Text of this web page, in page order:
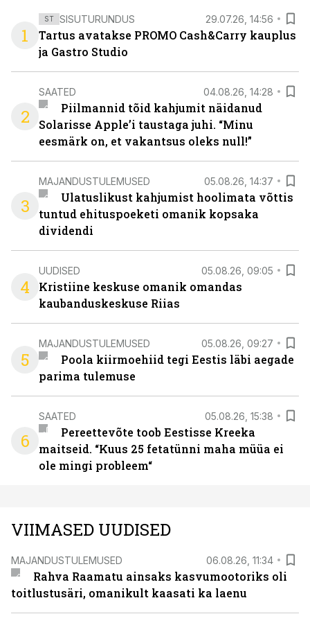
1
ST SISUTURUNDUS 29.07.26, 14:56
Tartus avatakse PROMO Cash&Carry kauplus
ja Gastro Studio
2
SAATED 04.08.26, 14:28
Piilmannid tõid kahjumit näidanud
Solarisse Apple’i taustaga juhi. “Minu
eesmärk on, et vakantsus oleks null!”
3
MAJANDUSTULEMUSED 05.08.26, 14:37
Ulatuslikust kahjumist hoolimata võttis
tuntud ehituspoeketi omanik kopsaka
dividendi
4
UUDISED 05.08.26, 09:05
Kristiine keskuse omanik omandas
kaubanduskeskuse Riias
5
MAJANDUSTULEMUSED 05.08.26, 09:27
Poola kiirmoehiid tegi Eestis läbi aegade
parima tulemuse
6
SAATED 05.08.26, 15:38
Pereettevõte toob Eestisse Kreeka
maitseid. “Kuus 25 fetatünni maha müüa ei
ole mingi probleem“
VIIMASED UUDISED
MAJANDUSTULEMUSED 06.08.26, 11:34
Rahva Raamatu ainsaks kasvumootoriks oli
toitlustusäri, omanikult kaasati ka laenu